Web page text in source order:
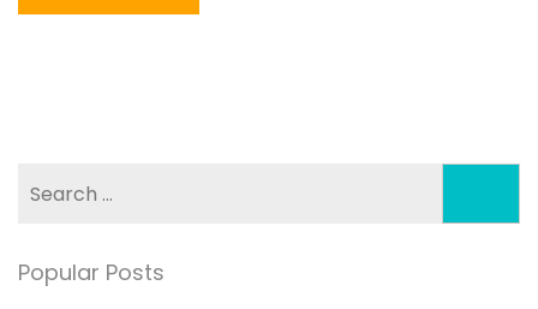
Popular Posts